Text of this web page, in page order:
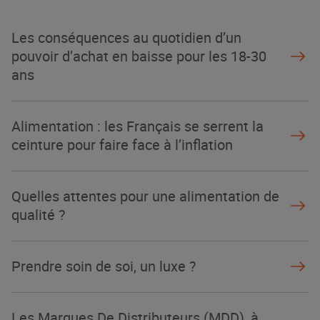
Les conséquences au quotidien d’un
pouvoir d’achat en baisse pour les 18-30
ans
Alimentation : les Français se serrent la
ceinture pour faire face à l’inflation
Quelles attentes pour une alimentation de
qualité ?
Prendre soin de soi, un luxe ?